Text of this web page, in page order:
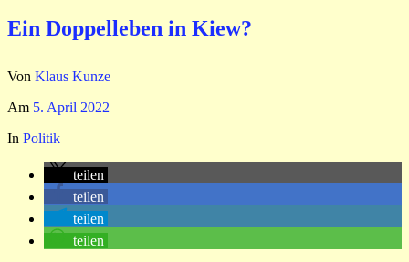
Ein Doppelleben in Kiew?
Von Klaus Kunze
Am 5. April 2022
In Politik
teilen
teilen
teilen
teilen